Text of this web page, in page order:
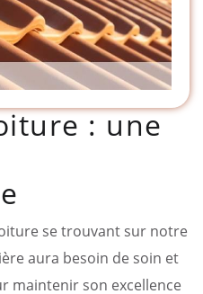
: une
se trouvant sur notre
aura besoin de soin et
maintenir son excellence